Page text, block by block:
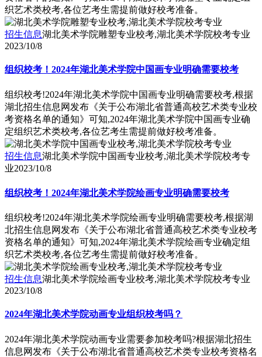
织艺术类校考,各位艺考生需提前做好校考准备。
招生信息湖北美术学院雕塑专业校考,湖北美术学院校考专业
2023/10/8
组织校考！2024年湖北美术学院中国画专业明确需要校考
组织校考!2024年湖北美术学院中国画专业明确需要校考,根据
湖北招生信息网发布《关于公布湖北省普通高校艺术类专业校
考资格名单的通知》可知,2024年湖北美术学院中国画专业确
定组织艺术类校考,各位艺考生需提前做好校考准备。
招生信息湖北美术学院中国画专业校考,湖北美术学院校考专
业2023/10/8
组织校考！2024年湖北美术学院绘画专业明确需要校考
组织校考!2024年湖北美术学院绘画专业明确需要校考,根据湖
北招生信息网发布《关于公布湖北省普通高校艺术类专业校考
资格名单的通知》可知,2024年湖北美术学院绘画专业确定组
织艺术类校考,各位艺考生需提前做好校考准备。
招生信息湖北美术学院绘画专业校考,湖北美术学院校考专业
2023/10/8
2024年湖北美术学院动画专业组织校考吗？
2024年湖北美术学院动画专业需要参加校考吗?根据湖北招生
信息网发布《关于公布湖北省普通高校艺术类专业校考资格名